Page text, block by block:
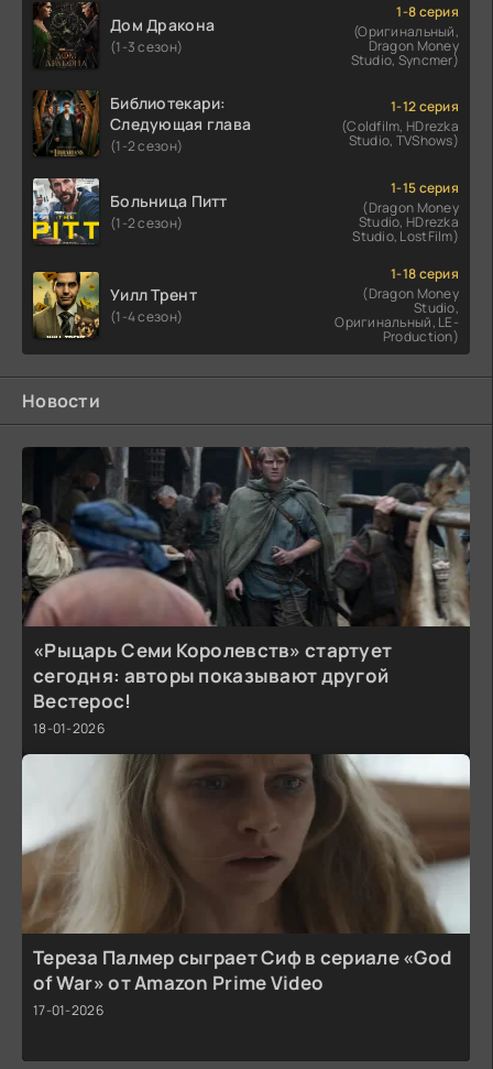
Дом Дракона
(1-3 сезон)
1-8 серия
(Оригинальный,
Dragon Money
Studio, Syncmer)
Библиотекари:
Следующая глава
(1-2 сезон)
1-12 серия
(Coldfilm, HDrezka
Studio, TVShows)
Больница Питт
(1-2 сезон)
1-15 серия
(Dragon Money
Studio, HDrezka
Studio, LostFilm)
Уилл Трент
(1-4 сезон)
1-18 серия
(Dragon Money
Studio,
Оригинальный, LE-
Production)
Новости
«Рыцарь Семи Королевств» стартует
сегодня: авторы показывают другой
Вестерос!
18-01-2026
Тереза Палмер сыграет Сиф в сериале «God
of War» от Amazon Prime Video
17-01-2026